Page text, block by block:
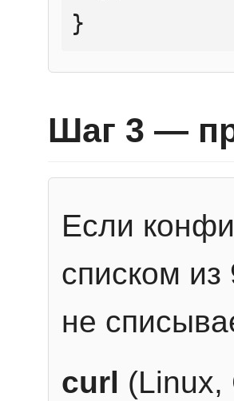
}
Шаг 3 —
Если
списком из
не
curl (Linux,